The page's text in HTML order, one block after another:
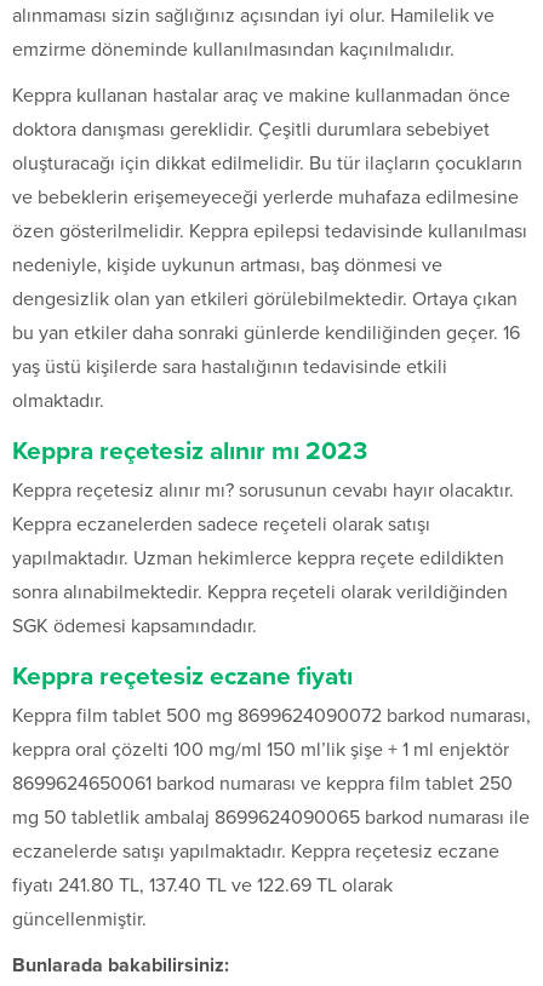
alınmaması sizin sağlığınız açısından iyi olur. Hamilelik ve
emzirme döneminde kullanılmasından kaçınılmalıdır.
Keppra kullanan hastalar araç ve makine kullanmadan önce
doktora danışması gereklidir. Çeşitli durumlara sebebiyet
oluşturacağı için dikkat edilmelidir. Bu tür ilaçların çocukların
ve bebeklerin erişemeyeceği yerlerde muhafaza edilmesine
özen gösterilmelidir. Keppra epilepsi tedavisinde kullanılması
nedeniyle, kişide uykunun artması, baş dönmesi ve
dengesizlik olan yan etkileri görülebilmektedir. Ortaya çıkan
bu yan etkiler daha sonraki günlerde kendiliğinden geçer. 16
yaş üstü kişilerde sara hastalığının tedavisinde etkili
olmaktadır.
Keppra reçetesiz alınır mı 2023
Keppra reçetesiz alınır mı? sorusunun cevabı hayır olacaktır.
Keppra eczanelerden sadece reçeteli olarak satışı
yapılmaktadır. Uzman hekimlerce keppra reçete edildikten
sonra alınabilmektedir. Keppra reçeteli olarak verildiğinden
SGK ödemesi kapsamındadır.
Keppra reçetesiz eczane fiyatı
Keppra film tablet 500 mg 8699624090072 barkod numarası,
keppra oral çözelti 100 mg/ml 150 ml’lik şişe + 1 ml enjektör
8699624650061 barkod numarası ve keppra film tablet 250
mg 50 tabletlik ambalaj 8699624090065 barkod numarası ile
eczanelerde satışı yapılmaktadır. Keppra reçetesiz eczane
fiyatı 241.80 TL, 137.40 TL ve 122.69 TL olarak
güncellenmiştir.
Bunlarada bakabilirsiniz: